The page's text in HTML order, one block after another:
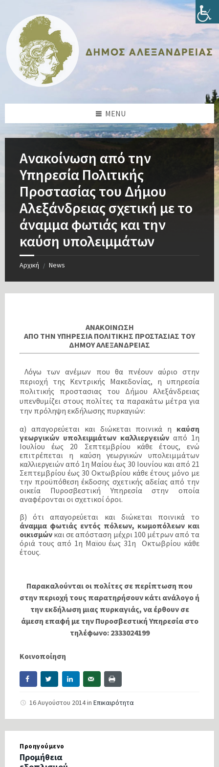
content
sidebar
sidebar
footer
MENU
Ανακοίνωση από την
Υπηρεσία Πολιτικής
Προστασίας του Δήμου
Αλεξάνδρειας σχετική με το
άναμμα φωτιάς και την
καύση υπολειμμάτων
Αρχική / News
ΑΝΑΚΟΙΝΩΣΗ
ΑΠΟ ΤΗΝ ΥΠΗΡΕΣΙΑ ΠΟΛΙΤΙΚΗΣ ΠΡΟΣΤΑΣΙΑΣ ΤΟΥ
ΔΗΜΟΥ ΑΛΕΞΑΝΔΡΕΙΑΣ
Λόγω των ανέμων που θα πνέουν αύριο στην
περιοχή της Κεντρικής Μακεδονίας, η υπηρεσία
πολιτικής προστασιας του Δήμου Αλεξάνδρειας
υπενθυμίζει στους πολίτες τα παρακάτω μέτρα για
την πρόληψη εκδήλωσης πυρκαγιών:
α) απαγορεύεται και διώκεται ποινικά η καύση
γεωργικών υπολειμμάτων καλλιεργειών από 1η
Ιουλίου έως 20 Σεπτεμβρίου κάθε έτους, ενώ
επιτρέπεται η καύση γεωργικών υπολειμμάτων
καλλιεργειών από 1η Μαίου έως 30 Ιουνίου και από 21
Σεπτεμβρίου έως 30 Οκτωβρίου κάθε έτους μόνο με
την προϋπόθεση έκδοσης σχετικής αδείας από την
οικεία Πυροσβεστική Υπηρεσία στην οποία
αναφέρονται οι σχετικοί όροι.
β) ότι απαγορεύεται και διώκεται ποινικά το
άναμμα φωτιάς εντός πόλεων, κωμοπόλεων και
οικισμών και σε απόσταση μέχρι 100 μέτρων από τα
όριά τους από 1η Μαϊου έως 31η Οκτωβρίου κάθε
έτους.
Παρακαλούνται οι πολίτες σε περίπτωση που
στην περιοχή τους παρατηρήσουν κάτι ανάλογο ή
την εκδήλωση μιας πυρκαγιάς, να έρθουν σε
άμεση επαφή με την Πυροσβεστική Υπηρεσία στο
τηλέφωνο: 2333024199
Κοινοποίηση
16 Αυγούστου 2014in Επικαιρότητα
Προηγούμενο
Προμήθεια